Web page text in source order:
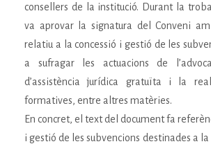
consellers de la institució. Durant la
va aprovar la signatura del Conveni
relatiu a la concessió i gestió de les
a sufragar les actuacions de
d’assistència jurídica gratuïta i la
formatives, entre altres matèries.
En concret, el text del document fa
i gestió de les subvencions destinades a